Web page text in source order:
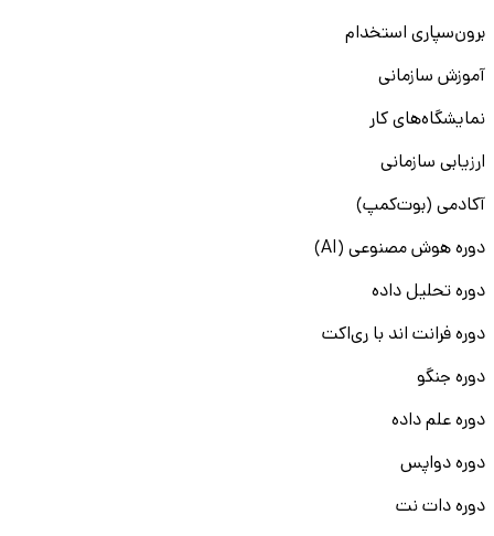
برون‌سپاری استخدام
آموزش سازمانی
نمایشگاه‌های کار
ارزیابی سازمانی
آکادمی (بوت‌کمپ)
دوره هوش مصنوعی (AI)
دوره تحلیل داده
دوره فرانت اند با ری‌اکت
دوره جنگو
دوره علم داده
دوره دواپس
دوره دات نت